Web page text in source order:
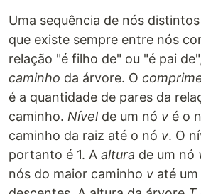
Uma sequência de nós distintos
que existe sempre entre nós
relação "é filho de" ou "é pai
caminho da árvore. O
é a quantidade de pares da
caminho. Nívelde um nó v é o
caminho da raiz até o nó v. O
portanto é 1. A altura de um nó
nós do maior caminho v até